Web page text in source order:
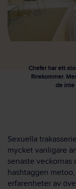
Chefer har ett
förekommer.
de inte
Sexuella
mycket vanligare
senaste veckornas
hashtaggen
erfarenheter av